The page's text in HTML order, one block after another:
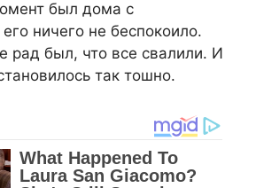
был дома с
ничего не беспокоило.
рад был, что все свалили. И
так тошно.